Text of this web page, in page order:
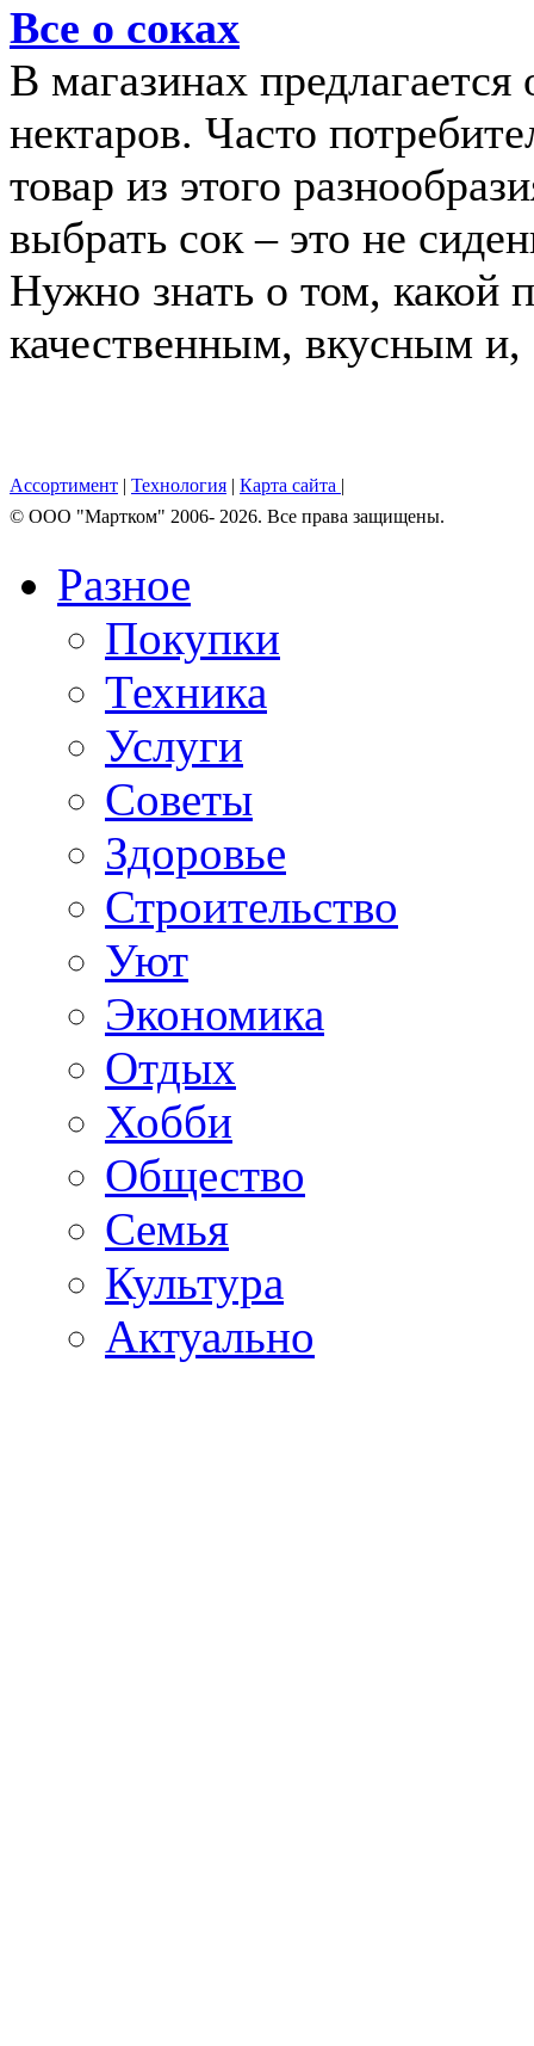
Все о соках
В магазинах
нектаров. Часто
товар из этого
выбрать сок – это не
Нужно знать о том, какой
качественным, вкусным и,
Ассортимент | Технология | Карта сайта |
© OOO "Мартком" 2006- 2026. Все права защищены.
Разное
Покупки
Техника
Услуги
Советы
Здоровье
Строительство
Уют
Экономика
Отдых
Хобби
Общество
Семья
Культура
Актуально